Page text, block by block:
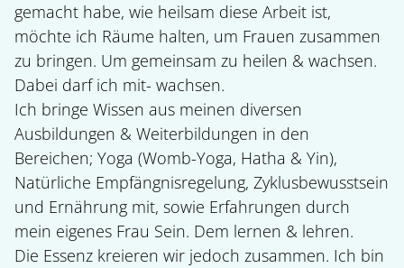
gemacht habe, wie heilsam diese Arbeit ist,
möchte ich Räume halten, um Frauen zusammen
zu bringen. Um gemeinsam zu heilen & wachsen.
Dabei darf ich mit- wachsen.
Ich bringe Wissen aus meinen diversen
Ausbildungen & Weiterbildungen in den
Bereichen; Yoga (Womb-Yoga, Hatha & Yin),
Natürliche Empfängnisregelung, Zyklusbewusstsein
und Ernährung mit, sowie Erfahrungen durch
mein eigenes Frau Sein. Dem lernen & lehren.
Die Essenz kreieren wir jedoch zusammen. Ich bin